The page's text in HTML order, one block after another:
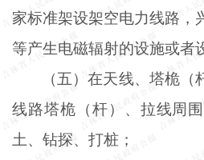
家标准架设架空电力线路，
等产生电磁辐射的设施或者
（五）在天线、塔桅
线路塔桅（杆）、拉线周
土、钻探、打桩；